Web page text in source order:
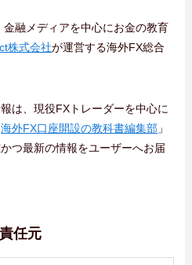
融メディアを中心にお金の教育
株式会社が運営する海外FX総合
は、現役FXトレーダーを中心に
海外FX口座開設の教科書編集部 」
つ最新の情報をユーザーへお届
任元